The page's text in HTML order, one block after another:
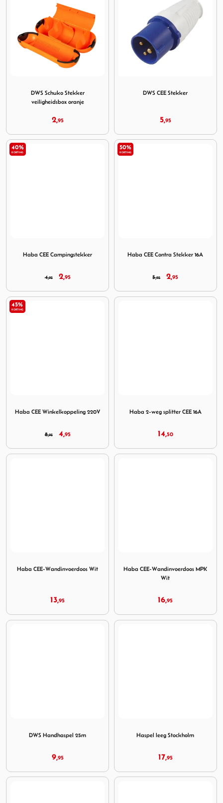
DWS Schuko Stekker
veiligheidsbox oranje
2,95
DWS CEE Stekker
5,95
40%
KORTING
Haba CEE Campingstekker
4,95 2,95
50%
KORTING
Haba CEE Contra Stekker 16A
5,95 2,95
45%
KORTING
Haba CEE Winkelkoppeling 220V
8,95 4,95
Haba 2-weg splitter CEE 16A
14,50
Haba CEE-Wandinvoerdoos Wit
13,95
Haba CEE-Wandinvoerdoos MPK
Wit
16,95
DWS Handhaspel 25m
9,95
Haspel leeg Stockholm
17,95